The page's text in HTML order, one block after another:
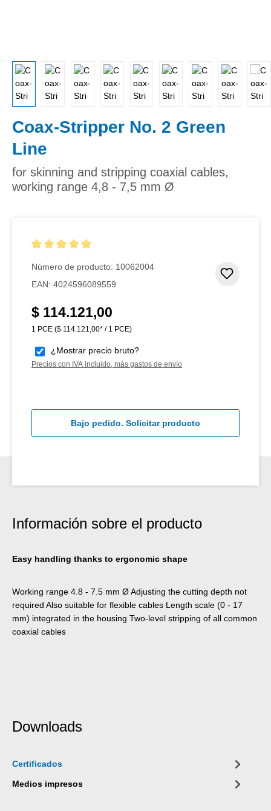
Coax-Stripper No. 2 Green
Line
for skinning and stripping coaxial cables,
working range 4,8 - 7,5 mm Ø
Número de producto: 10062004
EAN: 4024596089559
Precio normal:
$ 114.121,00
1 PCE ($ 114.121,00* / 1 PCE)
¿Mostrar precio bruto?
Precios con IVA incluido, más gastos de envío
Bajo pedido. Solicitar producto
Información sobre el producto
Easy handling thanks to ergonomic shape
Working range 4.8 - 7.5 mm Ø Adjusting the cutting depth not
required Also suitable for flexible cables Length scale (0 - 17
mm) integrated in the housing Two-level stripping of all common
coaxial cables
Downloads
Certificados
Medios impresos